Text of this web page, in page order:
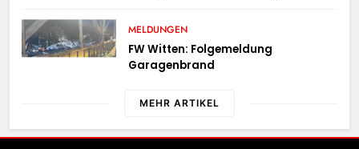
MELDUNGEN
FW Witten: Folgemeldung
Garagenbrand
MEHR ARTIKEL